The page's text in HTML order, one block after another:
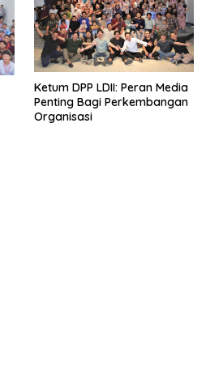
Ketum DPP LDII: Peran Media
Penting Bagi Perkembangan
Organisasi